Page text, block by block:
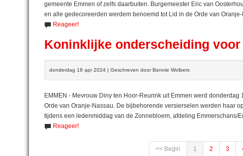
gemeente Emmen of zelfs daarbuiten. Burgemeester Eric van
en alle gedecoreerden werdem benoemd tot Lid in de Orde van
Reageer!
Koninklijke onderscheiding
donderdag 18 apr 2024 | Geschreven door Bennie Wolbers
EMMEN - Mevrouw Diny ten Hoor-Reurink uit Emmen werd
Orde van Oranje-Nassau. De bijbehorende versierselen werden haar
tijdens een ledenmiddag van de Zonnebloem, afdeling Emmerschans/
Reageer!
<< Begin 1 2 3